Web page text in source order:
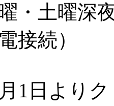
・土曜深
接続）
1日よりク